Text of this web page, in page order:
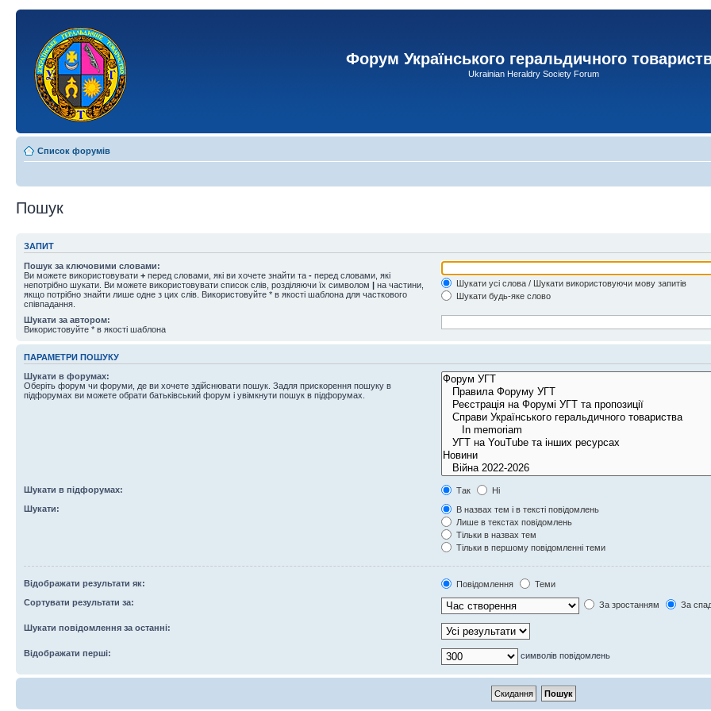
Форум Українського геральдичного
Ukrainian Heraldry Society Forum
Список форумів
Пошук
ЗАПИТ
Пошук за ключовими словами:
Ви можете використовувати + перед словами, які ви хочете знайти та - перед словами, які
непотрібно шукати. Ви можете використовувати список слів, розділяючи їх символом | на частини,
якщо потрібно знайти лише одне з цих слів. Використовуйте * в якості шаблона для часткового
співпадання.
Шукати усі слова / Шукати використовуючи мову запитів
Шукати будь-яке слово
Шукати за автором:
Використовуйте * в якості шаблона
ПАРАМЕТРИ ПОШУКУ
Шукати в форумах:
Оберіть форум чи форуми, де ви хочете здійснювати пошук. Задля прискорення пошуку в
підфорумах ви можете обрати батьківський форум і увімкнути пошук в підфорумах.
Шукати в підфорумах: Так
Ні
Шукати:
В назвах тем і в тексті повідомлень
Лише в текстах повідомлень
Тільки в назвах тем
Тільки в першому повідомленні теми
Відображати результати як: Повідомлення
Теми
Сортувати результати за:
За зростанням За
Шукати повідомлення за останні:
Відображати перші: символів повідомлень